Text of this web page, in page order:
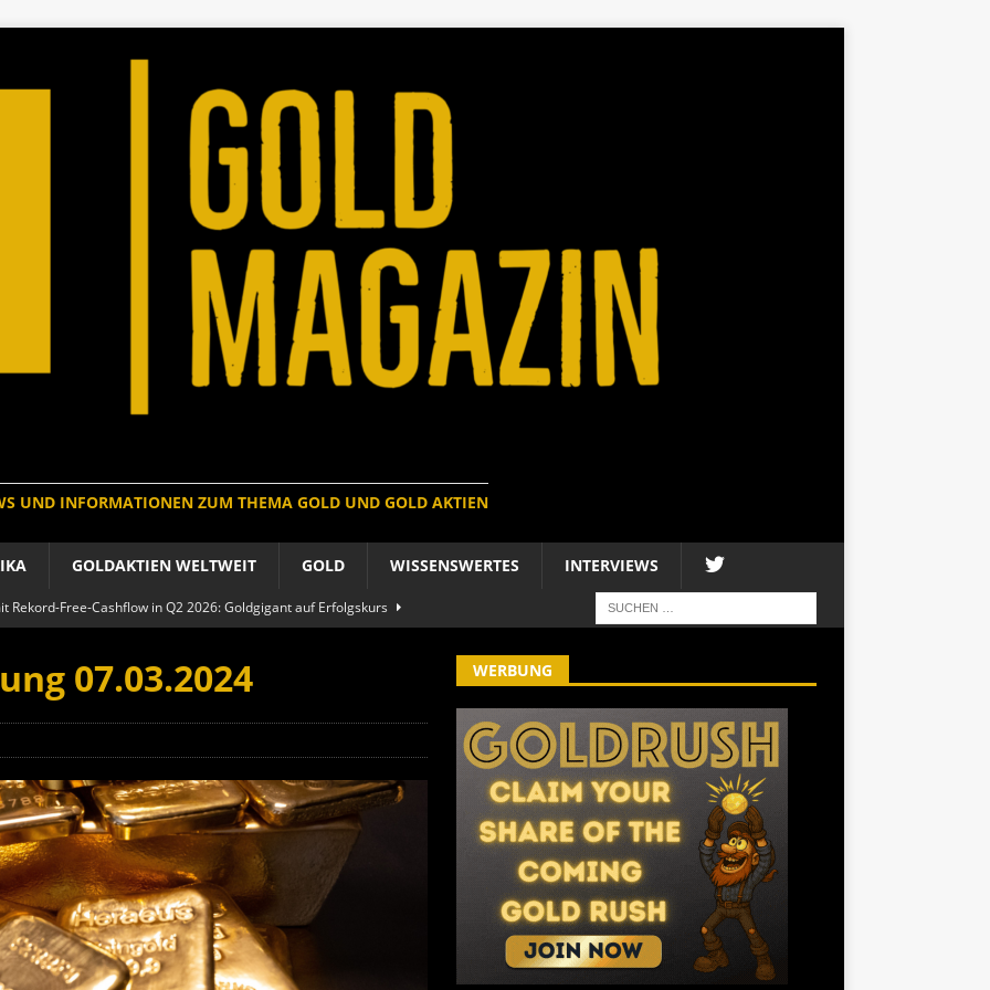
UND INFORMATIONEN ZUM THEMA GOLD UND GOLD AKTIEN
GOLDAKTIEN WELTWEIT GOLD WISSENSWERTES INTERVIEWS
Rekord-Free-Cashflow in Q2 2026: Goldgigant auf Erfolgskurs
der Welt baut um: Newmont vor Befreiungsschlag
arktischen Härtetest: Feuer-Drama fordert neuen CEO heraus
Aktie: Umbau in Skandinavien nach Schweden-Deal
boomen nach Preissturz: Asien kauft physisch
07.03.2024 WERBUNG